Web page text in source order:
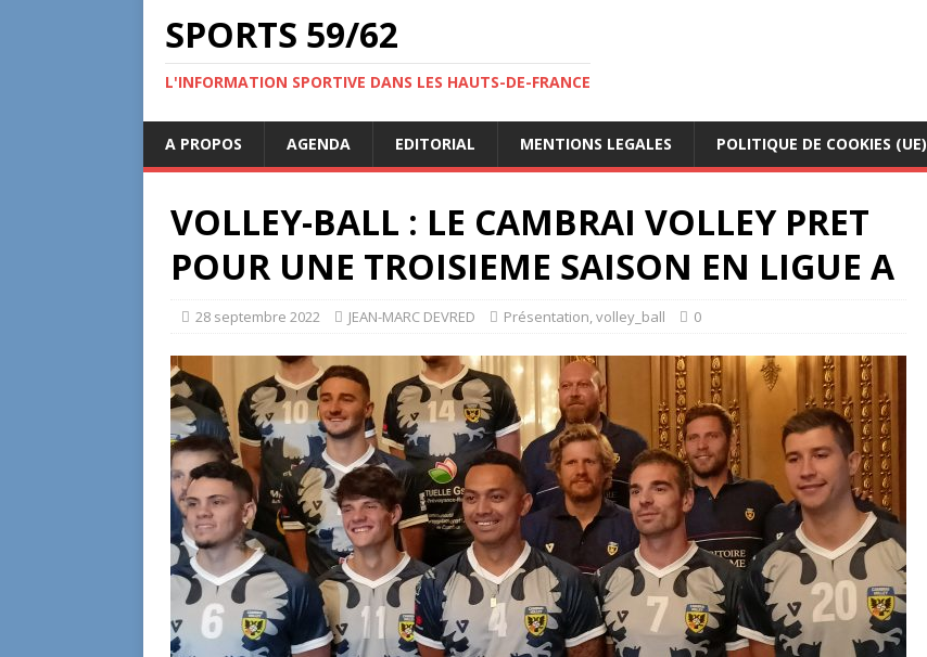
SPORTS 59/62
L'INFORMATION SPORTIVE DANS LES HAUTS-DE-FRANCE
A PROPOS AGENDA EDITORIAL MENTIONS LEGALES POLITIQUE DE COOKIES (UE)
VOLLEY-BALL : LE CAMBRAI VOLLEY PRET
POUR UNE TROISIEME SAISON EN LIGUE A
28 septembre 2022 JEAN-MARC DEVRED Présentation,volley_ball 0